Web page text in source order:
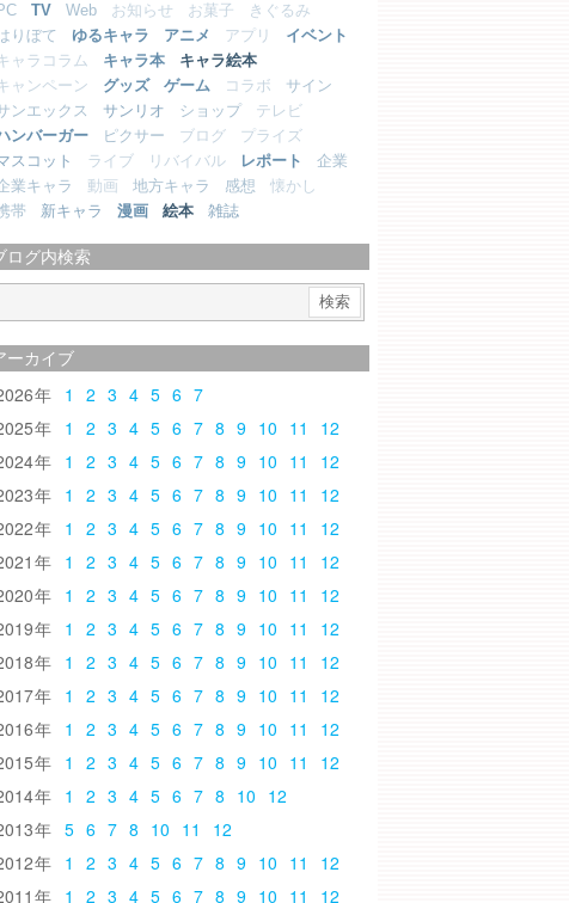
TV Web お知らせ お菓子
きぐるみ
りぼて
ゆるキャラ アニメ アプリ
イベント
ャラコラム
キャラ本
キャラ絵本
ャンペーン
グッズ ゲーム コラボ
サイン
ンエックス
サンリオ ショップ
テレビ
ンバーガー
ピクサー ブログ
プライズ
スコット
ライブ リバイバル レポート
企業
業キャラ
動画 地方キャラ 感想
懐かし
帯
新キャラ 漫画 絵本 雑誌
ログ内検索
ーカイブ
1 2 3 4 5 6 7
1 2 3 4 5 6 7 8 9 10 11
12
1 2 3 4 5 6 7 8 9 10 11
12
1 2 3 4 5 6 7 8 9 10 11
12
1 2 3 4 5 6 7 8 9 10 11
12
1 2 3 4 5 6 7 8 9 10 11
12
1 2 3 4 5 6 7 8 9 10 11
12
1 2 3 4 5 6 7 8 9 10 11
12
1 2 3 4 5 6 7 8 9 10 11
12
1 2 3 4 5 6 7 8 9 10 11
12
1 2 3 4 5 6 7 8 9 10 11
12
1 2 3 4 5 6 7 8 9 10 11
12
1 2 3 4 5 6 7 8 10 12
5 6 7 8 10 11
12
1 2 3 4 5 6 7 8 9 10 11
12
1 2 3 4 5 6 7 8 9 10 11 12